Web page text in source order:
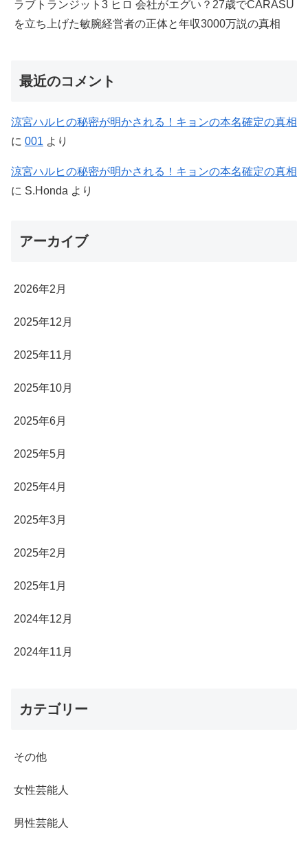
ラブトランジット3 ヒロ 会社がエグい？27歳でCARASU
を立ち上げた敏腕経営者の正体と年収3000万説の真相
最近のコメント
涼宮ハルヒの秘密が明かされる！キョンの本名確定の真相
に 001 より
涼宮ハルヒの秘密が明かされる！キョンの本名確定の真相
に S.Honda より
アーカイブ
2026年2月
2025年12月
2025年11月
2025年10月
2025年6月
2025年5月
2025年4月
2025年3月
2025年2月
2025年1月
2024年12月
2024年11月
カテゴリー
その他
女性芸能人
男性芸能人